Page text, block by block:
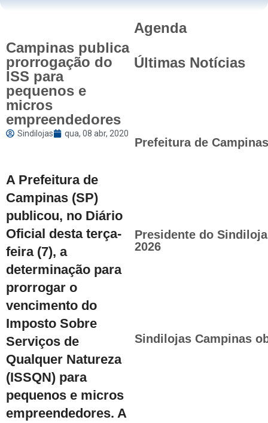
Campinas publica
prorrogação do
ISS para
pequenos e
micros
empreendedores
Sindilojas qua, 08 abr, 2020
A Prefeitura de
Campinas (SP)
publicou, no Diário
Oficial desta terça-
feira (7), a
determinação para
prorrogar o
vencimento do
Imposto Sobre
Serviços de
Qualquer Natureza
(ISSQN) para
pequenos e micros
empreendedores. A
Agenda
Últimas Notícias
Prefeitura de
Presidente do
2026
Sindilojas Campinas